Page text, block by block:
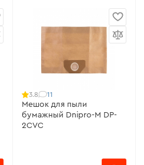
3.8 11
Мешок для пыли
бумажный Dnipro-M DP-
2CVC